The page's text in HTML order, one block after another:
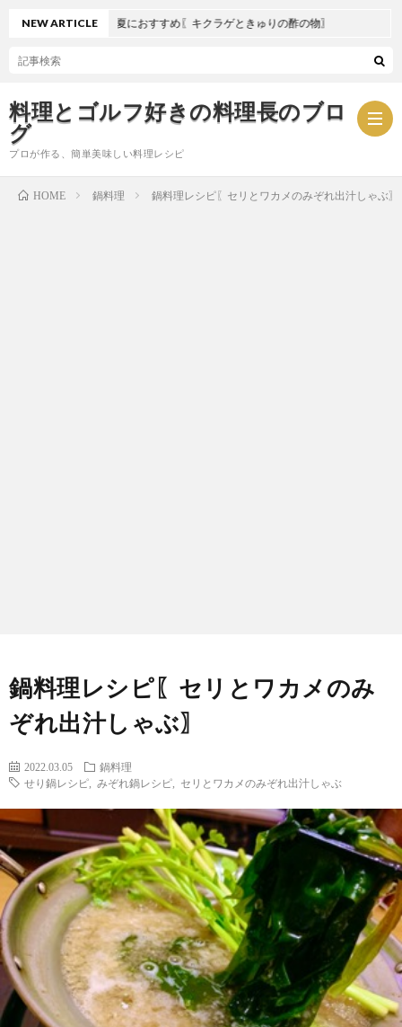
料理とゴルフ好きの料理長のブロ
グ
プロが作る、簡単美味しい料理レシピ
NEW ARTICLE夏におすすめ〖キクラゲときゅりの酢の物〗
HOME 鍋料理 鍋料理レシピ〖セリとワカメのみぞれ出汁しゃぶ〗
鍋料理レシピ〖セリとワカメのみ
ぞれ出汁しゃぶ〗
2022.03.05
鍋料理
せり鍋レシピ
みぞれ鍋レシピ セリとワカメのみぞれ出汁しゃぶ